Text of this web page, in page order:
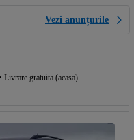
Vezi anunțurile
Livrare gratuita (acasa)